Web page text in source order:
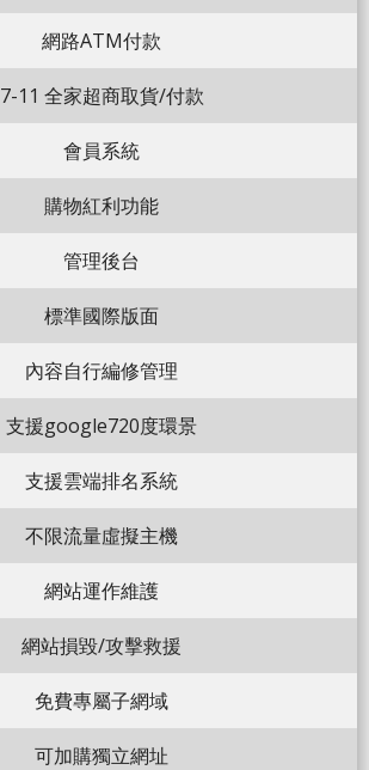
網路ATM付款
7-11 全家超商取貨/付款
會員系統
購物紅利功能
管理後台
標準國際版面
內容自行編修管理
支援google720度環景
支援雲端排名系統
不限流量虛擬主機
網站運作維護
網站損毀/攻擊救援
免費專屬子網域
可加購獨立網址